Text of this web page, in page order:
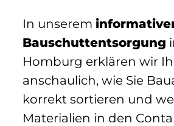
In unserem
Bauschuttentsorgung
Homburg erklären wir
anschaulich, wie Sie
korrekt sortieren und
Materialien in den